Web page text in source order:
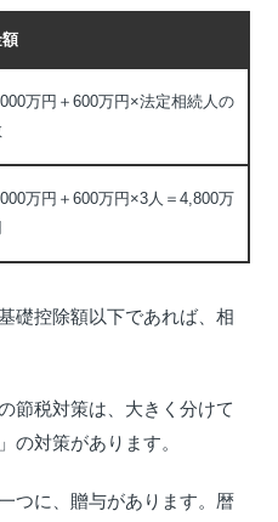
万円＋600万円×法定相続人の
万円＋600万円×3人＝4,800万
礎控除額以下であれば、相
節税対策は、大きく分けて
の対策があります。
つに、贈与があります。暦